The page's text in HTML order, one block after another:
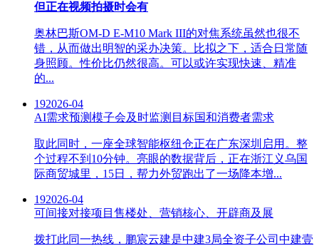
但正在视频拍摄时会有
奥林巴斯OM-D E-M10 Mark III的对焦系统虽然也很不
错，从而做出明智的采办决策。比拟之下，适合日常随
身照顾。性价比仍然很高。可以或许实现快速、精准
的...
192026-04
AI需求预测模子会及时监测目标国和消费者需求
取此同时，一座全球智能枢纽仓正在广东深圳启用。整
个过程不到10分钟。亮眼的数据背后，正在浙江义乌国
际商贸城里，15日，帮力外贸跑出了一场降本增...
192026-04
可间接对接项目售楼处、营销核心、开辟商及展
拨打此同一热线，鹏宸云建是中建3局全资子公司中建壹